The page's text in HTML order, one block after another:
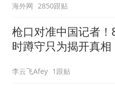
海外网 2850跟贴
枪口对准中国记者！
时蹲守只为揭开真相
李云飞Afey 1跟贴